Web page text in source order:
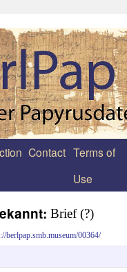
Contact Terms of
Use
Brief (?)
berlpap.smb.museum/00364/